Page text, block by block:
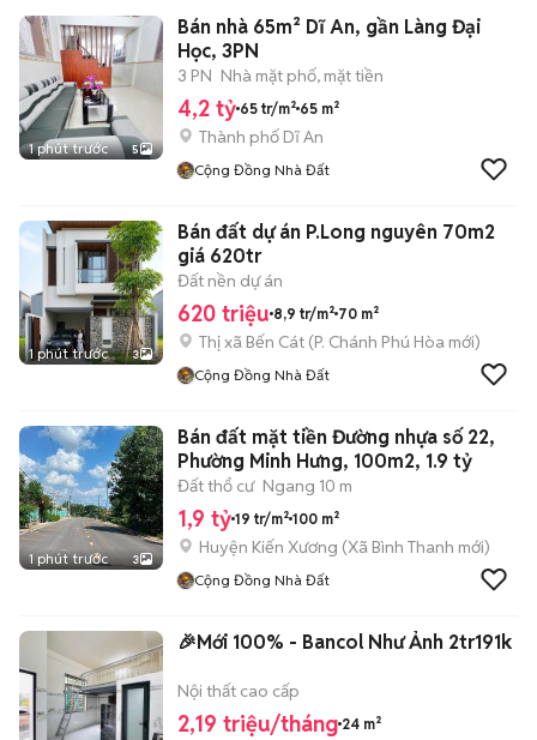
1 phút trước 5
Bán nhà 65m² Dĩ An, gần Làng Đại
Học, 3PN
3 PN Nhà mặt phố, mặt tiền
4,2 tỷ 65 tr/m² 65 m²
Thành phố Dĩ An
Cộng Đồng Nhà Đất
1 phút trước 3
Bán đất dự án P.Long nguyên 70m2
giá 620tr
Đất nền dự án
620 triệu 8,9 tr/m² 70 m²
Thị xã Bến Cát (P. Chánh Phú Hòa mới)
Cộng Đồng Nhà Đất
1 phút trước 3
Bán đất mặt tiền Đường nhựa số 22,
Phường Minh Hưng, 100m2, 1.9 tỷ
Đất thổ cư Ngang 10 m
1,9 tỷ 19 tr/m² 100 m²
Huyện Kiến Xương (Xã Bình Thanh mới)
Cộng Đồng Nhà Đất
🎉Mới 100% - Bancol Như Ảnh 2tr191k
Nội thất cao cấp
2,19 triệu/tháng 24 m²